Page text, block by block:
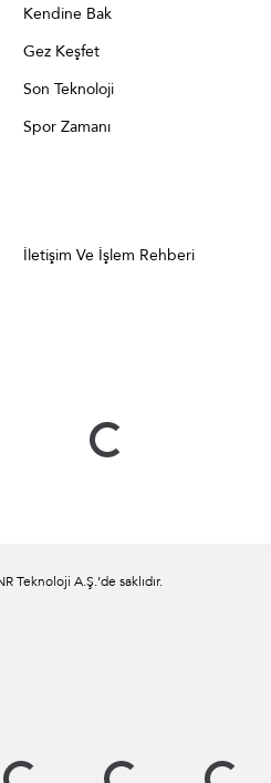
Kendine Bak
Gez Keşfet
Son Teknoloji
Spor Zamanı
İletişim Ve İşlem Rehberi
Teknoloji A.Ş.’de saklıdır.